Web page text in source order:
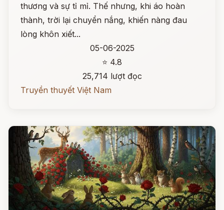
thương và sự tỉ mỉ. Thế nhưng, khi áo hoàn
thành, trời lại chuyển nắng, khiến nàng đau
lòng khôn xiết...
05-06-2025
⭐ 4.8
25,714 lượt đọc
Truyền thuyết Việt Nam